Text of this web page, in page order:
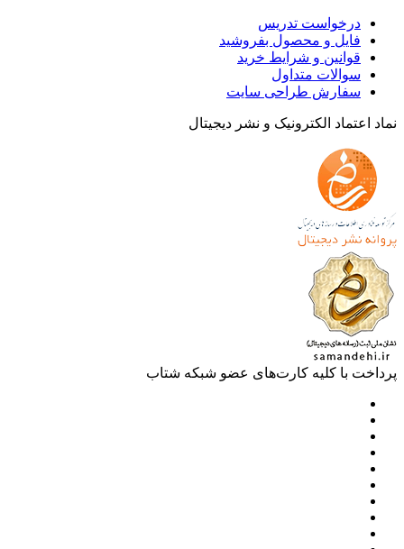
درخواست تدریس
فایل و محصول بفروشید
قوانین و شرایط خرید
سوالات متداول
سفارش طراحی سایت
اعتماد الکترونیک و نشر دیجیتال
با کلیه کارت‌های عضو شبکه شتاب